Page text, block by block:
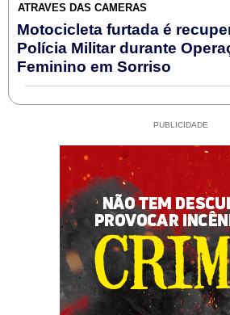
ATRAVÉS DAS CÂMERAS
Motocicleta furtada é
Polícia Militar durante
Feminino em Sorriso
PUBLICIDADE